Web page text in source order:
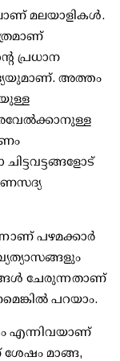
മലയാളികള്‍.
പ്രധാന
അത്തം
പഴമക്കാര്‍
ചേരുന്നതാണ്
പറയാം.
എന്നിവയാണ്
ശേഷം മാങ്ങ,